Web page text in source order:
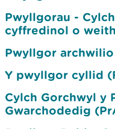
Pwyllgorau -
cyffredinol o
Pwyllgor
Y pwyllgor cyllid
Cylch Gorchwyl y
Gwarchodedig